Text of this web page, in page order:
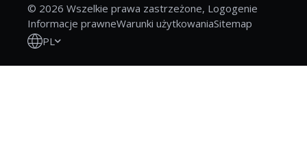
© 2026 Wszelkie prawa zastrzeżone, Logogenie
Informacje prawneWarunki użytkowaniaSitemap
PL